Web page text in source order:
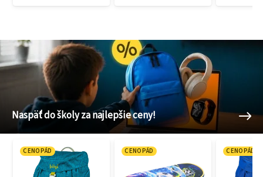
Naspäť do školy za najlepšie ceny!
CENOPÁD CENOPÁD CENOPÁD